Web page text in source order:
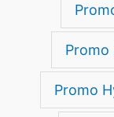
Promo
Promo